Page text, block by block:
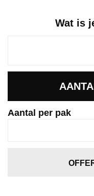
Wat is
Aantal per pak